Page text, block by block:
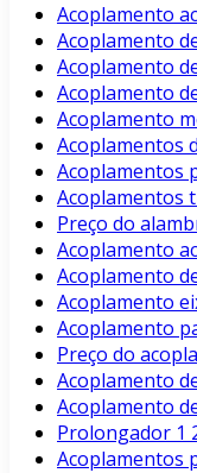
Acoplamento
Acoplamento
Acoplamento
Acoplamento
Acoplamento
Acoplamentos
Acoplamentos
Acoplamentos
Preço do
Acoplamento
Acoplamento
Acoplamento
Acoplamento
Preço do
Acoplamento
Acoplamento
Prolongador 1
Acoplamentos